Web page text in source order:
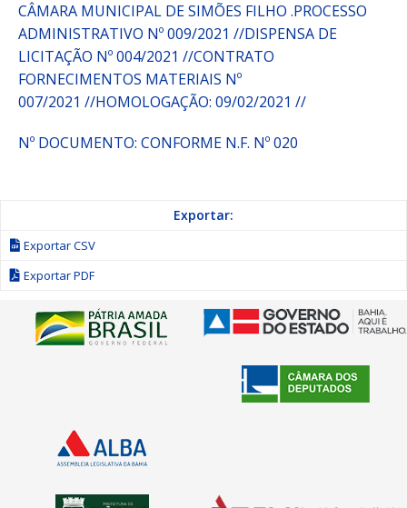
CÂMARA MUNICIPAL DE SIMÕES FILHO .PROCESSO
ADMINISTRATIVO Nº 009/2021 //DISPENSA DE
LICITAÇÃO Nº 004/2021 //CONTRATO
FORNECIMENTOS MATERIAIS Nº
007/2021 //HOMOLOGAÇÃO: 09/02/2021 //
Nº DOCUMENTO: CONFORME N.F. Nº 020
Exportar:
Exportar CSV
Exportar PDF